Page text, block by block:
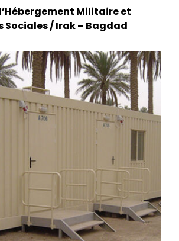
Militaire et
Sociales / Irak – Bagdad